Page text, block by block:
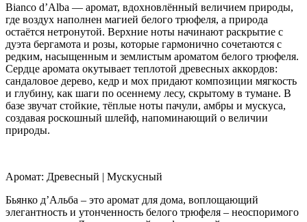
Bianco d’Alba — аромат, вдохновлённый величием природы,
где воздух наполнен магией белого трюфеля, а природа
остаётся нетронутой. Верхние ноты начинают раскрытие с
дуэта бергамота и розы, которые гармонично сочетаются с
редким, насыщенным и землистым ароматом белого трюфеля.
Сердце аромата окутывает теплотой древесных аккордов:
сандаловое дерево, кедр и мох придают композиции мягкость
и глубину, как шаги по осеннему лесу, скрытому в тумане. В
базе звучат стойкие, тёплые ноты пачули, амбры и мускуса,
создавая роскошный шлейф, напоминающий о величии
природы.
Аромат: Древесный | Мускусный
Бьянко д’Альба – это аромат для дома, воплощающий
элегантность и утонченность белого трюфеля – неоспоримого